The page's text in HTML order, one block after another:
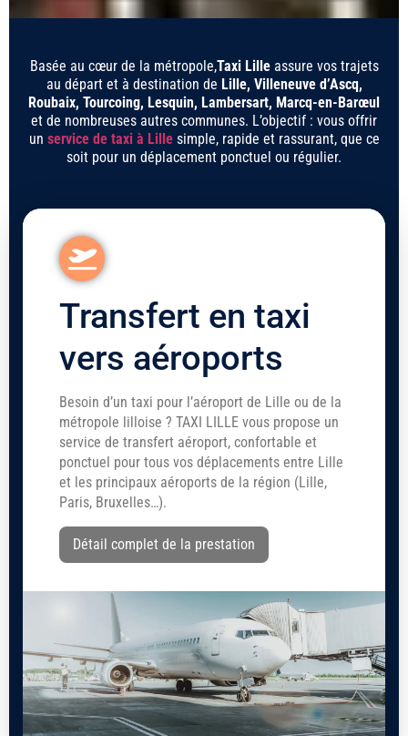
Basée au cœur de la métropole,Taxi Lilleassure vos trajets
au départ et à destination de Lille, Villeneuve d’Ascq,
Roubaix, Tourcoing, Lesquin, Lambersart, Marcq-en-Barœul
et de nombreuses autres communes. L’objectif : vous offrir
un service de taxi à Lillesimple, rapide et rassurant, que ce
soit pour un déplacement ponctuel ou régulier.
Transfert en taxi
vers aéroports
Besoin d’un taxi pour l’aéroport de Lille ou de la
métropole lilloise ? TAXI LILLE vous propose un
service de transfert aéroport, confortable et
ponctuel pour tous vos déplacements entre Lille
et les principaux aéroports de la région (Lille,
Paris, Bruxelles…).
Détail complet de la prestation